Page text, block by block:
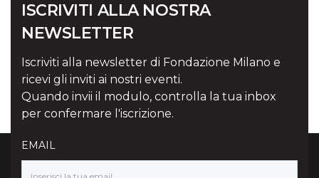
ISCRIVITI ALLA NOSTRA
NEWSLETTER
Iscriviti alla newsletter di Fondazione Milano e
ricevi gli inviti ai nostri eventi.
Quando invii il modulo, controlla la tua inbox
per confermare l'iscrizione.
EMAIL